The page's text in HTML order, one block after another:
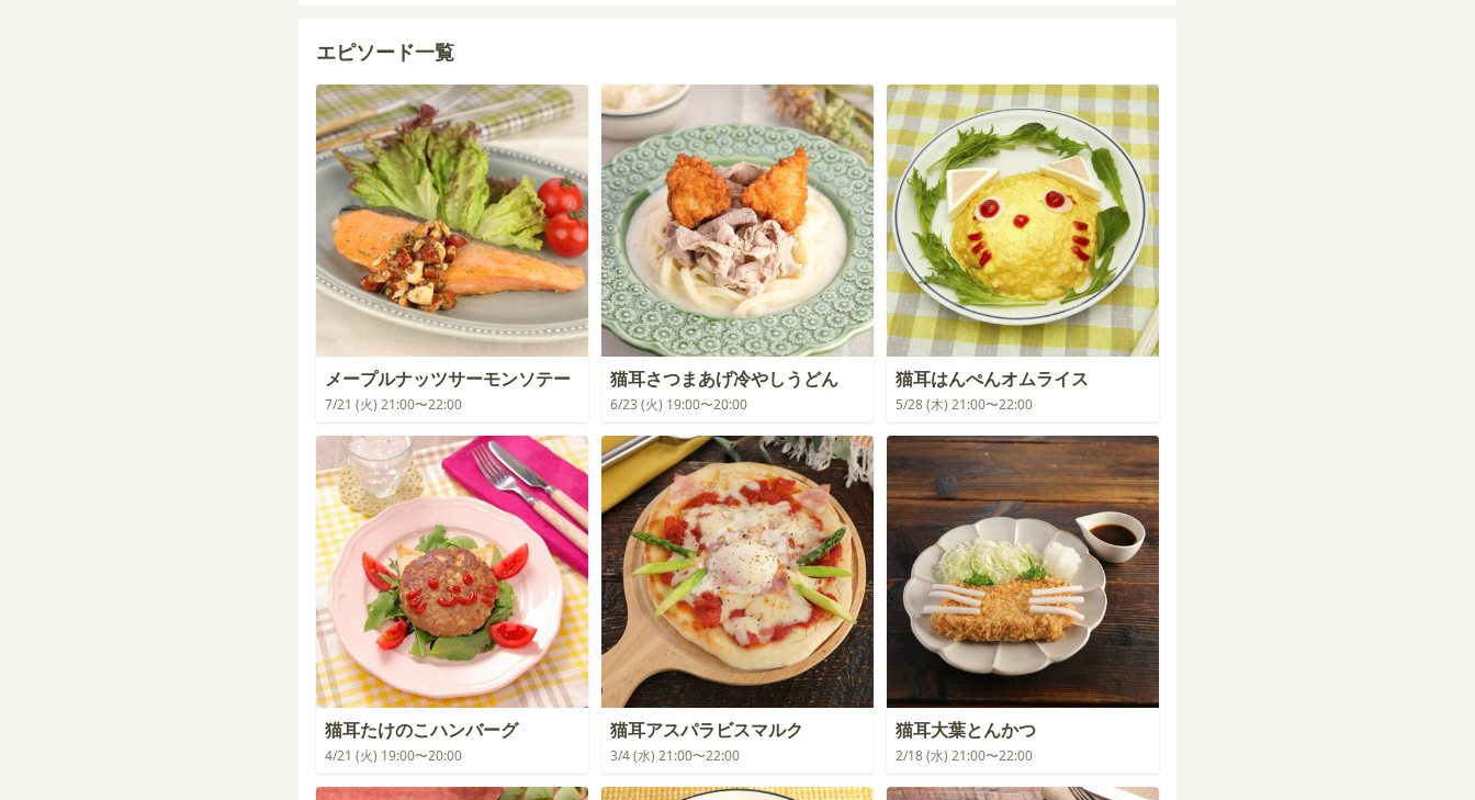
エピソード一覧
メープルナッツサーモンソテー
7/21 (火) 21:00〜22:00
猫耳さつまあげ冷やしうどん
6/23 (火) 19:00〜20:00
猫耳はんぺんオムライス
5/28 (木) 21:00〜22:00
猫耳たけのこハンバーグ
4/21 (火) 19:00〜20:00
猫耳アスパラビスマルク
3/4 (水) 21:00〜22:00
猫耳大葉とんかつ
2/18 (水) 21:00〜22:00